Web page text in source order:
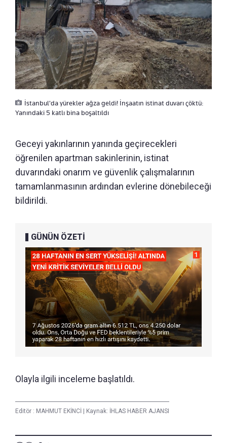
İstanbul'da yürekler ağza geldi! İnşaatın istinat duvarı çöktü:
Yanındaki 5 katlı bina boşaltıldı
Geceyi yakınlarının yanında geçirecekleri
öğrenilen apartman sakinlerinin, istinat
duvarındaki onarım ve güvenlik çalışmalarının
tamamlanmasının ardından evlerine dönebileceği
bildirildi.
GÜNÜN ÖZETİ
Olayla ilgili inceleme başlatıldı.
Editör : MAHMUT EKİNCİ | Kaynak: İHLAS HABER AJANSI